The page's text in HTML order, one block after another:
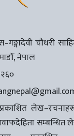
चौधरी
नेपाल